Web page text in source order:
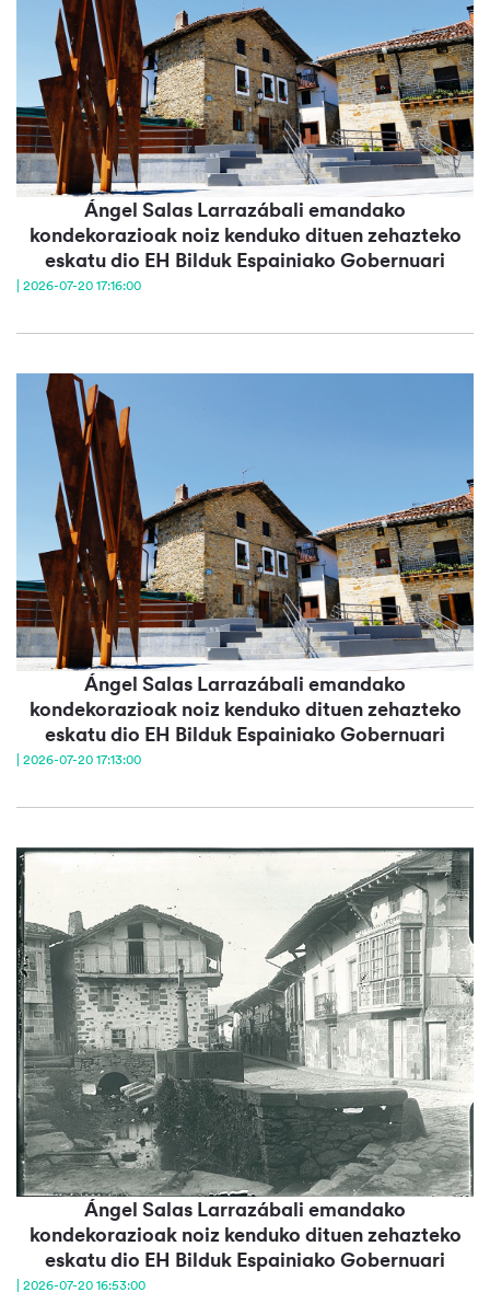
Ángel Salas Larrazábali emandako
kondekorazioak noiz kenduko dituen zehazteko
eskatu dio EH Bilduk Espainiako Gobernuari
| 2026-07-20 17:16:00
Ángel Salas Larrazábali emandako
kondekorazioak noiz kenduko dituen zehazteko
eskatu dio EH Bilduk Espainiako Gobernuari
| 2026-07-20 17:13:00
Ángel Salas Larrazábali emandako
kondekorazioak noiz kenduko dituen zehazteko
eskatu dio EH Bilduk Espainiako Gobernuari
| 2026-07-20 16:53:00